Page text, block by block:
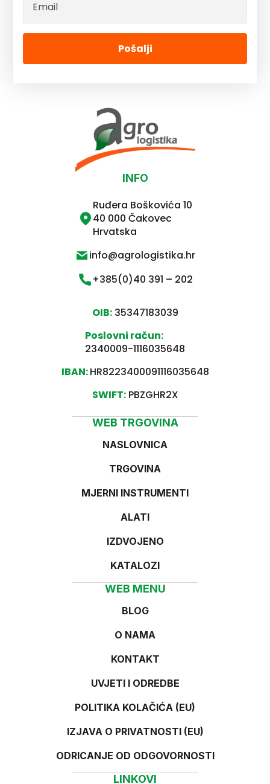
Pošalji
INFO
Ruđera Boškovića 10
40 000 Čakovec
Hrvatska
info@agrologistika.hr
+385(0)40 391 – 202
OIB:35347183039
Poslovni račun:
2340009-1116035648
IBAN:HR8223400091116035648
SWIFT:PBZGHR2X
LINKOVI
WEB TRGOVINA
NASLOVNICA
TRGOVINA
MJERNI INSTRUMENTI
ALATI
IZDVOJENO
KATALOZI
WEB MENU
BLOG
O NAMA
KONTAKT
UVJETI I ODREDBE
POLITIKA KOLAČIĆA (EU)
IZJAVA O PRIVATNOSTI (EU)
ODRICANJE OD ODGOVORNOSTI